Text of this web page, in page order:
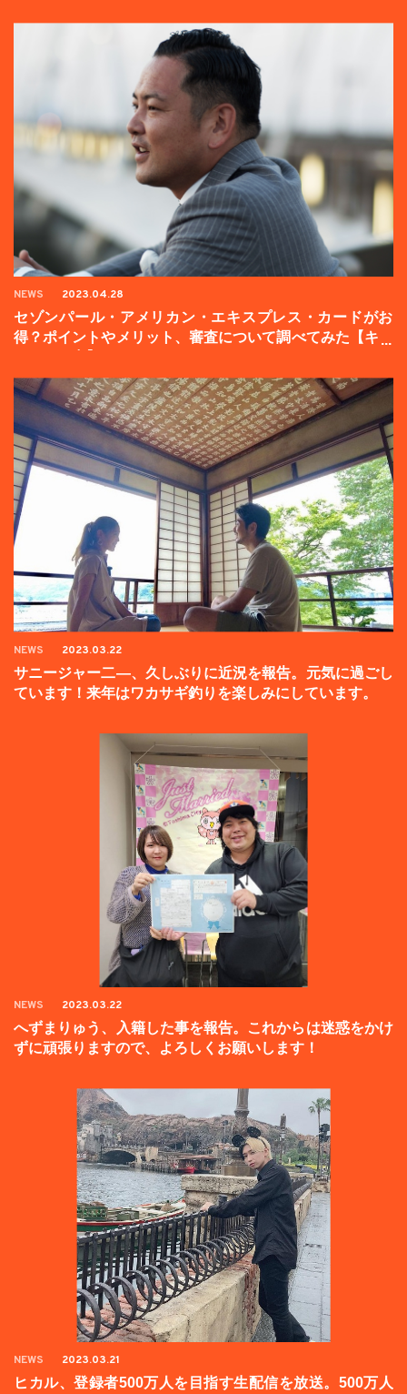
NEWS 2023.04.28
セゾンパール・アメリカン・エキスプレス・カードがお
得？ポイントやメリット、審査について調べてみた【キャ
NEWS 2023.03.22
サニージャー二―、久しぶりに近況を報告。元気に過ごし
ています！来年はワカサギ釣りを楽しみにしています。
NEWS 2023.03.22
へずまりゅう、入籍した事を報告。これからは迷惑をかけ
ずに頑張りますので、よろしくお願いします！
NEWS 2023.03.21
ヒカル、登録者500万人を目指す生配信を放送。500万人